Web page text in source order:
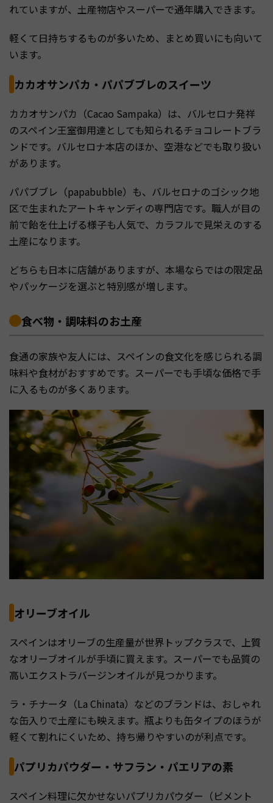
れていますが、土産物店やスーパーで通年購入できます。
軽くて日持ちするものが多いため、まとめ買いにも向いて
います。
カカオサンパカ・パパブブレのスイーツ
カカオサンパカ（Cacao Sampaka）は、バルセロナ発祥
のスペイン王室御用達としても知られるチョコレートブラ
ンドです。バルセロナ本店のほか、空港などでも取り扱い
があります。
パパブブレ（papabubble）も、バルセロナのゴシック地
区で生まれたアートキャンディの専門店です。職人が目の
前で飴を仕上げる様子も人気で、カラフルで見栄えのする
土産になります。
どちらも日本に店舗がありますが、本場ならではの限定品
やパッケージを選ぶと特別感が増します。
食べ物・調味料のお土産
食通の家族や友人には、スペインの食文化を感じられる調
味料や食材がおすすめです。スーパーでも手頃な価格で手
に入るものが多くあります。
オリーブオイル
スペインはオリーブの生産量が世界トップクラスで、上質
なオリーブオイルが手頃に買えます。スーパーでも品質の
高いエクストラバージンオイルが見つかります。
ラ・チナータ（La Chinata）などのブランドは、おしゃれ
な缶入りで土産にも映えます。瓶よりも缶タイプのほうが
軽くて割れにくいため、持ち帰りやすいのが利点です。
パプリカパウダー・サフラン・パエリアの素
スペイン料理に欠かせないパプリカパウダー（ピメント